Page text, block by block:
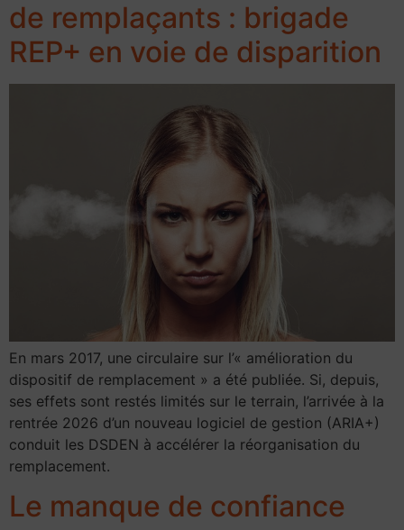
de remplaçants : brigade
REP+ en voie de disparition
En mars 2017, une circulaire sur l’« amélioration du
dispositif de remplacement » a été publiée. Si, depuis,
ses effets sont restés limités sur le terrain, l’arrivée à la
rentrée 2026 d’un nouveau logiciel de gestion (ARIA+)
conduit les DSDEN à accélérer la réorganisation du
remplacement.
Le manque de confiance